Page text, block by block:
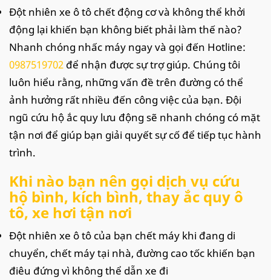
Đột nhiên xe ô tô chết động cơ và không thể khởi
động lại khiến bạn không biết phải làm thế nào?
Nhanh chóng nhấc máy ngay và gọi đến Hotline:
0987519702 để nhận được sự trợ giúp. Chúng tôi
luôn hiểu rằng, những vấn đề trên đường có thể
ảnh hưởng rất nhiều đến công việc của bạn. Đội
ngũ cứu hộ ắc quy lưu động sẽ nhanh chóng có mặt
tận nơi để giúp bạn giải quyết sự cố để tiếp tục hành
trình.
Khi nào bạn nên gọi dịch vụ cứu
hộ bình, kích bình, thay ắc quy ô
tô, xe hơi tận nơi
Đột nhiên xe ô tô của bạn chết máy khi đang di
chuyển, chết máy tại nhà, đường cao tốc khiến bạn
điêu đứng vì không thể dẫn xe đi